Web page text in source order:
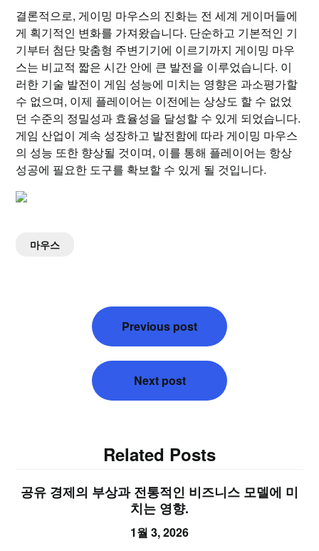
결론적으로, 게이밍 마우스의 진화는 전 세계 게이머들에
게 획기적인 변화를 가져왔습니다. 단순하고 기본적인 기
기부터 첨단 맞춤형 주변기기에 이르기까지 게이밍 마우
스는 비교적 짧은 시간 안에 큰 발전을 이루었습니다. 이
러한 기술 발전이 게임 성능에 미치는 영향은 과소평가할
수 없으며, 이제 플레이어는 이전에는 상상도 할 수 없었
던 수준의 정밀성과 효율성을 달성할 수 있게 되었습니다.
게임 산업이 계속 성장하고 발전함에 따라 게이밍 마우스
의 성능 또한 향상될 것이며, 이를 통해 플레이어는 항상
성공에 필요한 도구를 확보할 수 있게 될 것입니다.
마우스
Previous post
Next post
Related Posts
공유 경제의 부상과 전통적인 비즈니스 모델에 미
치는 영향.
1월 3, 2026